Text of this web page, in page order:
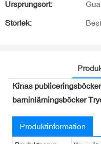
Ursprungsort:
Storlek:
Kinas
barninlärningsböcker
Produktinformation